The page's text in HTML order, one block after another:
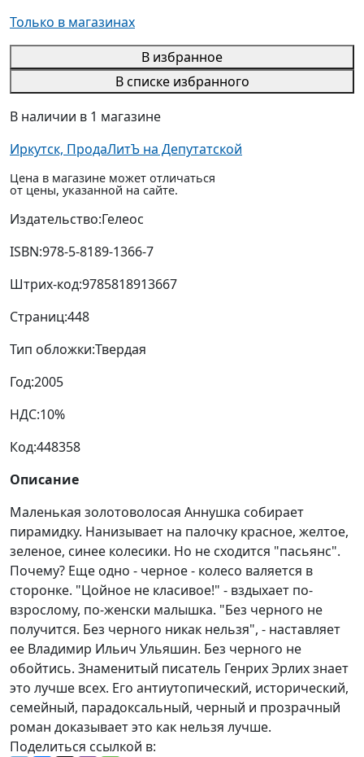
Только в магазинах
В избранное
В списке избранного
В наличии в 1 магазине
Иркутск, ПродаЛитЪ на Депутатской
Цена в магазине может отличаться
от цены, указанной на сайте.
Издательство:Гелеос
ISBN:978-5-8189-1366-7
Штрих-код:9785818913667
Страниц:448
Тип обложки:Твердая
Год:2005
НДС:10%
Код:448358
Описание
Маленькая золотоволосая Аннушка собирает
пирамидку. Нанизывает на палочку красное, желтое,
зеленое, синее колесики. Но не сходится "пасьянс".
Почему? Еще одно - черное - колесо валяется в
сторонке. "Цойное не класивое!" - вздыхает по-
взрослому, по-женски малышка. "Без черного не
получится. Без черного никак нельзя", - наставляет
ее Владимир Ильич Ульяшин. Без черного не
обойтись. Знаменитый писатель Генрих Эрлих знает
это лучше всех. Его антиутопический, исторический,
семейный, парадоксальный, черный и прозрачный
роман доказывает это как нельзя лучше.
Поделиться ссылкой в: